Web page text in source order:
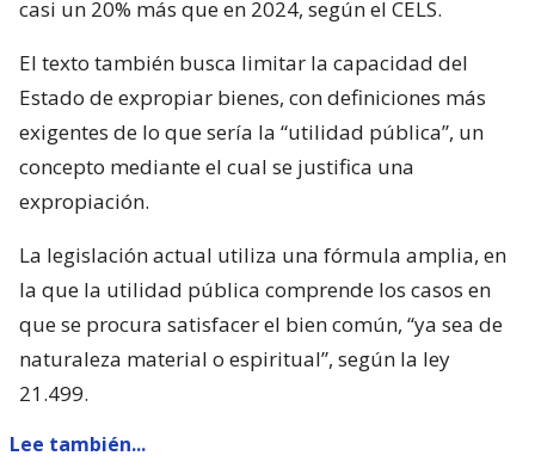
casi un 20% más que en 2024, según el CELS.
El texto también busca limitar la capacidad del
Estado de expropiar bienes, con definiciones más
exigentes de lo que sería la “utilidad pública”, un
concepto mediante el cual se justifica una
expropiación.
La legislación actual utiliza una fórmula amplia, en
la que la utilidad pública comprende los casos en
que se procura satisfacer el bien común, “ya sea de
naturaleza material o espiritual”, según la ley
21.499.
Lee también...